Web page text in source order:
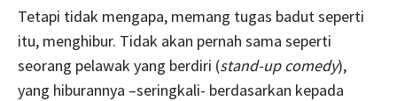
Tetapi tidak mengapa, memang tugas badut seperti
itu, menghibur. Tidak akan pernah sama seperti
seorang pelawak yang berdiri (stand-up comedy),
yang hiburannya –seringkali- berdasarkan kepada